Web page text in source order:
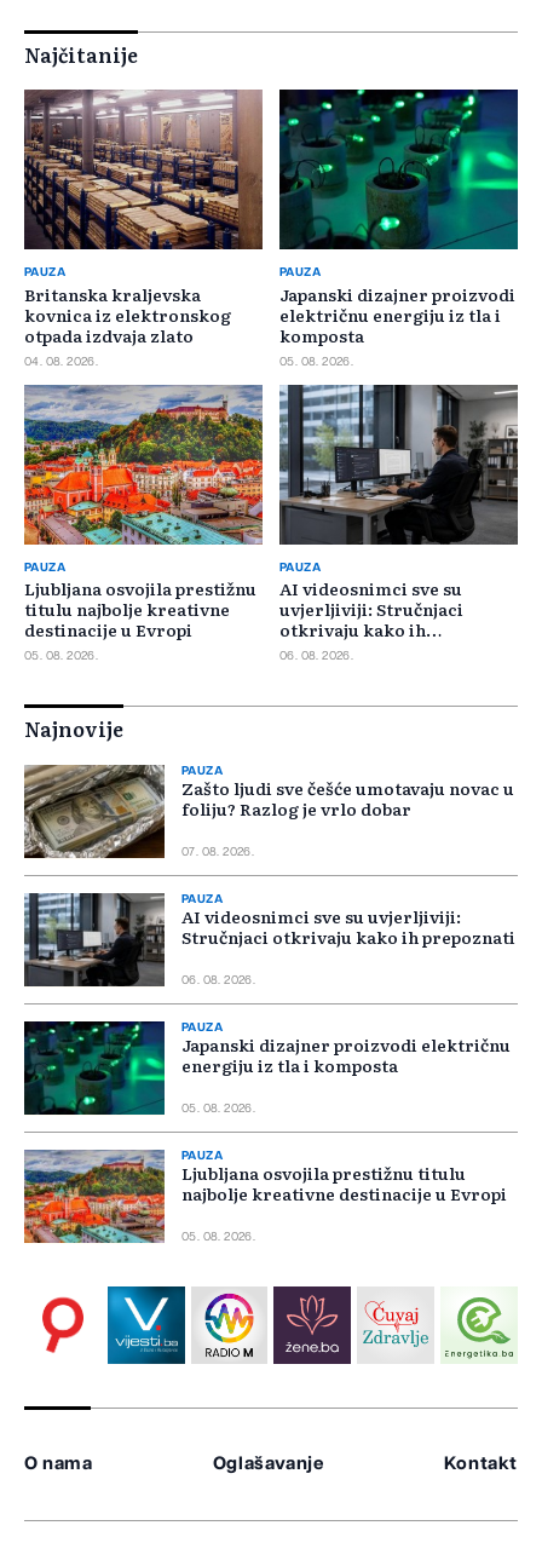
Najčitanije
PAUZA
Britanska kraljevska
kovnica iz elektronskog
otpada izdvaja zlato
04. 08. 2026.
PAUZA
Japanski dizajner proizvodi
električnu energiju iz tla i
komposta
05. 08. 2026.
PAUZA
Ljubljana osvojila prestižnu
titulu najbolje kreativne
destinacije u Evropi
05. 08. 2026.
PAUZA
AI videosnimci sve su
uvjerljiviji: Stručnjaci
otkrivaju kako ih
prepoznati
06. 08. 2026.
Najnovije
PAUZA
Zašto ljudi sve češće umotavaju novac u
foliju? Razlog je vrlo dobar
07. 08. 2026.
PAUZA
AI videosnimci sve su uvjerljiviji:
Stručnjaci otkrivaju kako ih prepoznati
06. 08. 2026.
PAUZA
Japanski dizajner proizvodi električnu
energiju iz tla i komposta
05. 08. 2026.
PAUZA
Ljubljana osvojila prestižnu titulu
najbolje kreativne destinacije u Evropi
05. 08. 2026.
O nama Oglašavanje Kontakt